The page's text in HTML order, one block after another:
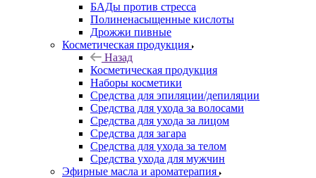
БАДы против стресса
Полиненасыщенные кислоты
Дрожжи пивные
Косметическая продукция
Назад
Косметическая продукция
Наборы косметики
Средства для эпиляции/депиляции
Средства для ухода за волосами
Средства для ухода за лицом
Средства для загара
Средства для ухода за телом
Средства ухода для мужчин
Эфирные масла и ароматерапия